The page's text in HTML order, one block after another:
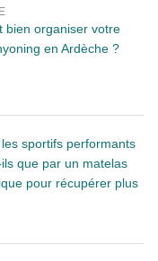
bien organiser votre
en Ardèche ?
sportifs performants
que par un matelas
pour récupérer plus